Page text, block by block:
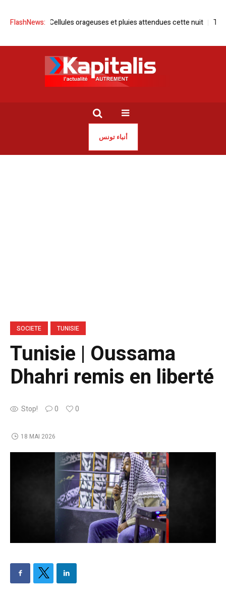
FlashNews:
Tunisie | Cellules orageuses et pluies attendues cette nuit Tunisie
أنباء تونس
SOCIETE TUNISIE
Tunisie | Oussama
Dhahri remis en liberté
Stop! 0 0
18 MAI 2026